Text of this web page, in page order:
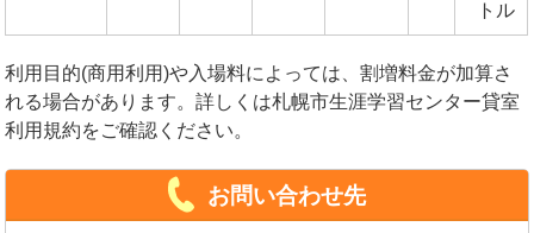
トル
利用目的(商用利用)や入場料によっては、割増料金が加算さ
れる場合があります。詳しくは札幌市生涯学習センター貸室
利用規約をご確認ください。
お問い合わせ先